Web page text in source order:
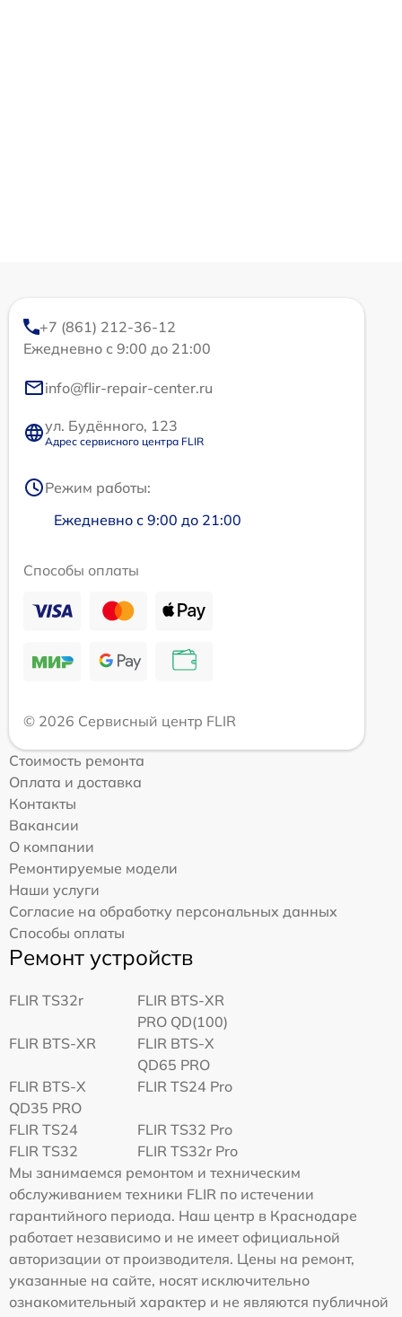
+7 (861) 212-36-12
Ежедневно с 9:00 до 21:00
info@flir-repair-center.ru
ул. Будённого, 123
Адрес сервисного центра FLIR
Режим работы:
Ежедневно с 9:00 до 21:00
Способы оплаты
© 2026 Сервисный центр FLIR
Стоимость ремонта
Оплата и доставка
Контакты
Вакансии
О компании
Ремонтируемые модели
Наши услуги
Согласие на обработку персональных данных
Способы оплаты
Ремонт устройств
FLIR TS32r
FLIR BTS-XR
PRO QD(100)
FLIR BTS-XR
FLIR BTS-X
QD65 PRO
FLIR BTS-X
QD35 PRO
FLIR TS24 Pro
FLIR TS24
FLIR TS32 Pro
FLIR TS32
FLIR TS32r Pro
Мы занимаемся ремонтом и техническим
обслуживанием техники FLIR по истечении
гарантийного периода. Наш центр в Краснодаре
работает независимо и не имеет официальной
авторизации от производителя. Цены на ремонт,
указанные на сайте, носят исключительно
ознакомительный характер и не являются публичной